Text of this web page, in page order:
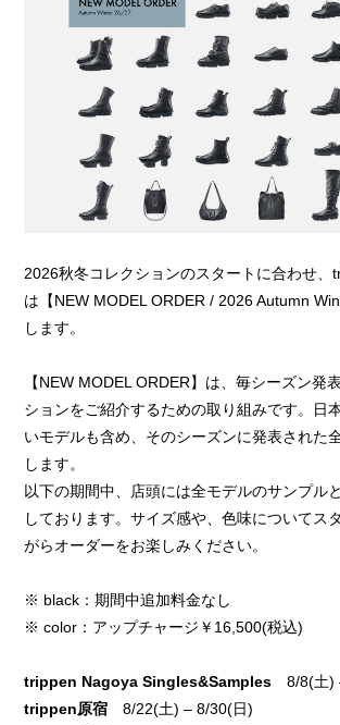
2026秋冬コレクションのスタートに合わせ、
は【NEW MODEL ORDER / 2026 Autumn
します。
【NEW MODEL ORDER】は、毎シーズン発
ションをご紹介するための取り組みです。日
いモデルも含め、そのシーズンに発表された
します。
以下の期間中、店頭には全モデルのサンプル
しております。サイズ感や、色味についてス
がらオーダーをお楽しみください。
※ black：期間中追加料金なし
※ color：アップチャージ￥16,500(税込)
trippen Nagoya Singles&Samples 8/8(土)
trippen原宿 8/22(土) – 8/30(日)